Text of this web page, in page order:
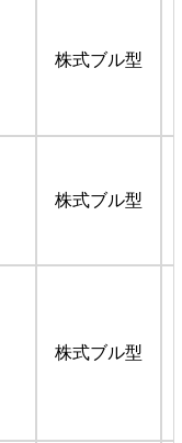
株式ブル型
株式ブル型
株式ブル型